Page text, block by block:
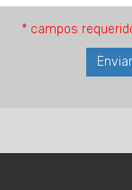
* campos